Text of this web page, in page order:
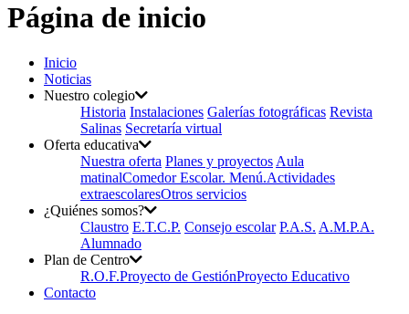
Página de inicio
Inicio
Noticias
Nuestro colegio
Historia Instalaciones Galerías fotográficas Revista
Salinas Secretaría virtual
Oferta educativa
Nuestra oferta Planes y proyectos Aula
matinalComedor Escolar. Menú.Actividades
extraescolaresOtros servicios
¿Quiénes somos?
Claustro E.T.C.P. Consejo escolar P.A.S. A.M.P.A.
Alumnado
Plan de Centro
R.O.F.Proyecto de GestiónProyecto Educativo
Contacto